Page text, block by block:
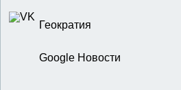
Геократия
Google Новости